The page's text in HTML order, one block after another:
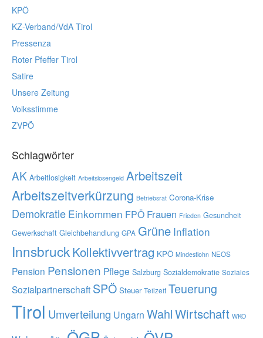
KPÖ
KZ-Verband/VdA Tirol
Pressenza
Roter Pfeffer Tirol
Satire
Unsere Zeitung
Volksstimme
ZVPÖ
Schlagwörter
AK Arbeitlosigkeit Arbeitslosengeld Arbeitszeit
Arbeitszeitverkürzung Betriebsrat Corona-Krise
Demokratie Einkommen FPÖ Frauen Frieden Gesundheit
Gewerkschaft Gleichbehandlung GPA Grüne Inflation
InnsbruckKollektivvertrag KPÖ Mindestlohn NEOS
Pension Pensionen Pflege Salzburg Sozialdemokratie Soziales
Sozialpartnerschaft SPÖ Steuer Teilzeit Teuerung
Tirol Umverteilung Ungarn WahlWirtschaft WKO